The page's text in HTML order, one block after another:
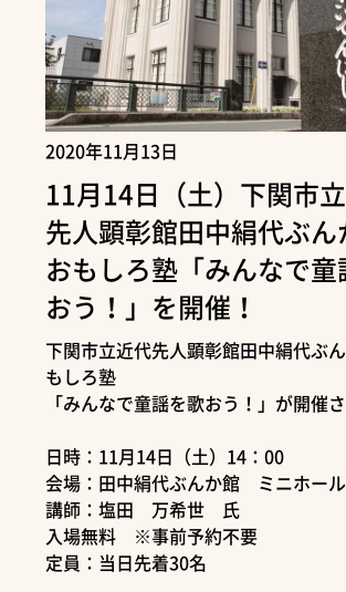
2020年11月13日
11月14日（土）下関市
先人顕彰館田中絹代ぶん
おもしろ塾「みんなで童
おう！」を開催！
下関市立近代先人顕彰館田中絹代ぶ
もしろ塾
「みんなで童謡を歌おう！」が開催
日時：11月14日（土）14：00
会場：田中絹代ぶんか館 ミニホール
講師：塩田 万希世 氏
入場無料 ※事前予約不要
定員：当日先着30名